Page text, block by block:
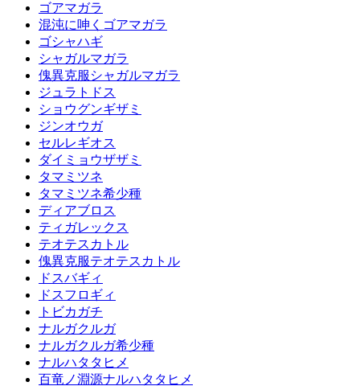
ゴアマガラ
混沌に呻くゴアマガラ
ゴシャハギ
シャガルマガラ
傀異克服シャガルマガラ
ジュラトドス
ショウグンギザミ
ジンオウガ
セルレギオス
ダイミョウザザミ
タマミツネ
タマミツネ希少種
ディアブロス
ティガレックス
テオテスカトル
傀異克服テオテスカトル
ドスバギィ
ドスフロギィ
トビカガチ
ナルガクルガ
ナルガクルガ希少種
ナルハタタヒメ
百竜ノ淵源ナルハタタヒメ